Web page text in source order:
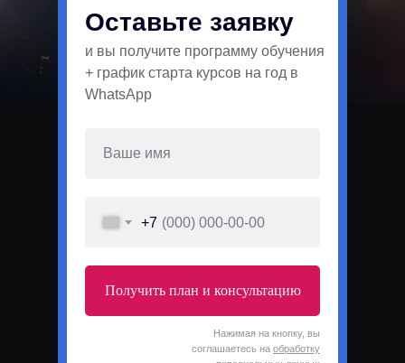
Оставьте заявку
и вы получите программу обучения
+ график старта курсов на год в
WhatsApp
Нажимая на кнопку, вы
соглашаетесь на обработку
+7
Получить план и консультацию